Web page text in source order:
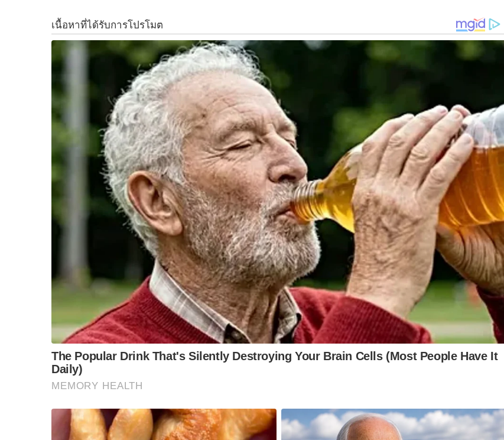
เชื้อทางเดินหายใจได้อย่างดี
ทั้งนี้ แม้สถานการณ์โรคโควิด 19 ขณะนี้จะพบผู้ป่วยลดลงต่อเนื่อง แต่สถานการณ์โรคไข้หวัดใหญ่ยังคงมี
แนวโน้มเพิ่มสูงขึ้น โดยข้อมูลตั้งแต่วันที่ 1 มกราคม – 16 กันยายน 2566 มีผู้ป่วย 185,216 ราย อัตราป่วย
279.9 ต่อประชากรแสนคน มีรายงานผู้เสียชีวิต 4 ราย อัตราป่วยตายร้อยละ 0.002 เฉพาะสัปดาห์ที่ 10-16
กันยายน มีผู้ป่วยเพิ่มมากกว่า 12,000 ราย ซึ่งสูงกว่าจำนวนผู้ป่วยในช่วงเวลาเดียวกันของปี 2565 และค่า
เฉลี่ย 5 ปีย้อนหลัง ซึ่งได้สั่งการให้ทุกจังหวัดเตรียมพร้อมทีมสอบสวนควบคุมโรคเพื่อรองรับการระบาดแล้ว
ตามนโยบายของ นายแพทย์ชลน่าน ศรีแก้ว รัฐมนตรีว่าการกระทรวงสาธารณสุข
นพ.โอภาสกล่าวอีกว่า ขณะนี้ประเทศไทยยังอยู่ในช่วงของฤดูฝน ซึ่งเป็นฤดูกาลระบาดของโรคติดเชื้อทาง
เดินหายใจ ซึ่งโรคหลักๆ ที่ยังต้องเฝ้าระวัง คือ โรคโควิด 19 อาการมักมีไข้ ไอ เจ็บคอ ปวดเมื่อย อ่อนเพลีย
อาจมีหายใจลำบาก, โรคไข้หวัดใหญ่ ส่วนใหญ่จะมีไข้สูง ปวดกล้ามเนื้อ ไอแห้ง น้ำมูกใส เบื่ออาหาร และ
โรค RSV จะมีไข้ ไอจาม มักพบในเด็กอายุน้อยกว่า 5 ปี ซึ่งการติดต่อของทั้ง 3 โรคเหมือนกัน คือ การไอ จาม
สัมผัสละอองฝอยน้ำมูก น้ำลาย เสมหะ หรือการใช้สิ่งของร่วมกัน
ดังนั้น สิ่งสำคัญที่สุดคือ เมื่อมีอาการป่วยของโรคทางเดินหายใจ หรือเมื่อต้องเข้าไปอยู่ในสถานที่แออัด ต้อง
สวมหน้ากากอนามัย ปิดปากและจมูกให้มิดชิดเมื่อไอหรือจาม หลีกเลี่ยงการใกล้ชิดผู้ที่มีร่างกายอ่อนแอ
เช่น ผู้สูงอายุ เด็กเล็ก รวมถึงล้างมือบ่อยๆ เพื่อช่วยป้องกันและลดความเสี่ยงการติดเชื้อโรคติดต่อทางเดิน
หายใจเหล่านี้ นอกจากนี้ ขอความร่วมมือผู้ปกครองดูแลสังเกตอาการบุตรหลานที่เป็นเด็กนักเรียน หากเด็ก
ป่วยมีอาการทางเดินหายใจแนะนำให้หยุดพักอยู่บ้านเพื่อดูแลรักษา ติดตามอาการ และไม่ไปแพร่เชื้อต่อที่
โรงเรียนหรือศูนย์เด็กเล็ก ส่วนโรงเรียน ขอให้จัดระบบการคัดกรองอาการทางเดินหายใจ เช่น ไข้ ไอ น้ำมูก
เพื่อแยกเด็กไม่ปะปนกับเด็กอื่นๆ และพิจารณาปิดห้องเรียนเมื่อพบเด็กป่วยหลายๆ ราย ติดต่อกัน
F
T
C
Share
S
S
e
a
r
c
h
f
o